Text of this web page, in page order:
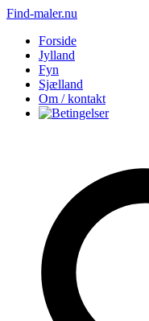
Find-maler.nu
Forside
Jylland
Fyn
Sjælland
Om / kontakt